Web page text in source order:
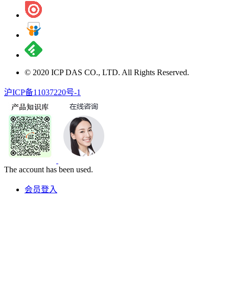
© 2020 ICP DAS CO., LTD. All Rights Reserved.
沪ICP备11037220号-1
The account has been used.
会员登入